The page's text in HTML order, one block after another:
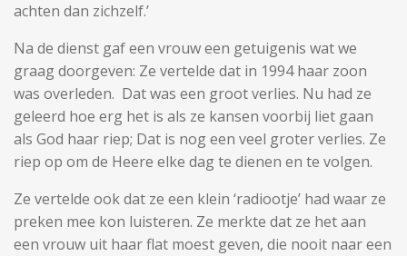
achten dan zichzelf.’
Na de dienst gaf een vrouw een getuigenis wat we
graag doorgeven: Ze vertelde dat in 1994 haar zoon
was overleden. Dat was een groot verlies. Nu had ze
geleerd hoe erg het is als ze kansen voorbij liet gaan
als God haar riep; Dat is nog een veel groter verlies. Ze
riep op om de Heere elke dag te dienen en te volgen.
Ze vertelde ook dat ze een klein ‘radiootje’ had waar ze
preken mee kon luisteren. Ze merkte dat ze het aan
een vrouw uit haar flat moest geven, die nooit naar een